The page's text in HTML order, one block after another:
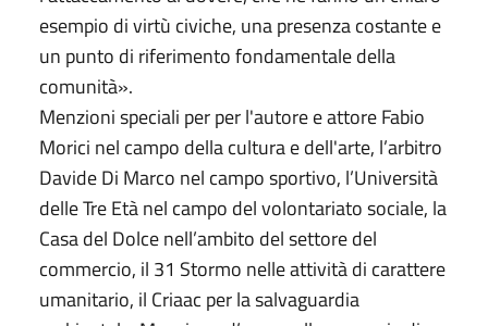
esempio di virtù civiche, una presenza costante e
un punto di riferimento fondamentale della
comunità».
Menzioni speciali per per l'autore e attore Fabio
Morici nel campo della cultura e dell'arte, l’arbitro
Davide Di Marco nel campo sportivo, l’Università
delle Tre Età nel campo del volontariato sociale, la
Casa del Dolce nell’ambito del settore del
commercio, il 31 Stormo nelle attività di carattere
umanitario, il Criaac per la salvaguardia